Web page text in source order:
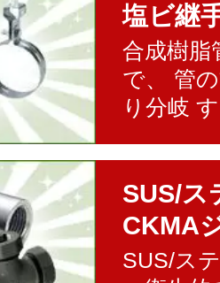
塩ビ継
合成樹脂
で、 管
り分岐
SUS/ス
CKMA
SUS/ス